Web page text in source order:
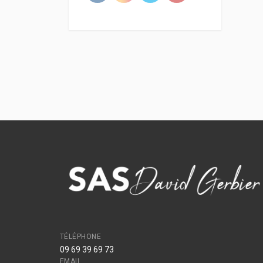
TÉLÉPHONE
09 69 39 69 73